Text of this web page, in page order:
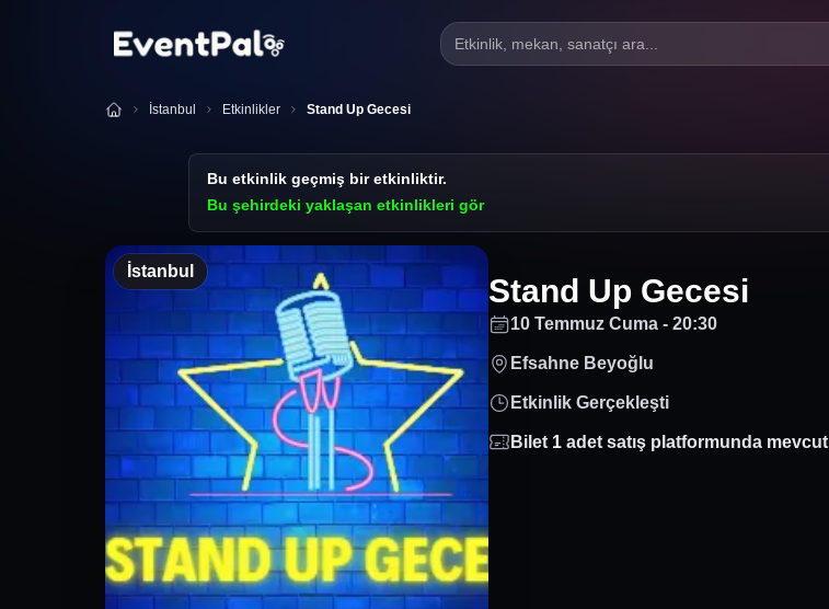
Etkinlik, mekan, sanatçı ara...
İstanbul Etkinlikler Stand Up Gecesi
Bu etkinlik geçmiş bir etkinliktir.
Bu şehirdeki yaklaşan etkinlikleri gör
İstanbul
Stand Up Gecesi
10 Temmuz Cuma - 20:30
Efsahne Beyoğlu
Etkinlik Gerçekleşti
Bilet 1 adet satış platformunda mevcut